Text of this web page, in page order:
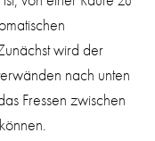
wird der
nach unten
Fressen zwischen